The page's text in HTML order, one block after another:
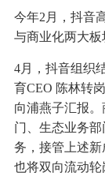
今年2月，抖音
与商业化两大板
4月，抖音组织
育CEO 陈林转
向浦燕子汇报
门、生态业务
务，接管上述
也将双向流动轮